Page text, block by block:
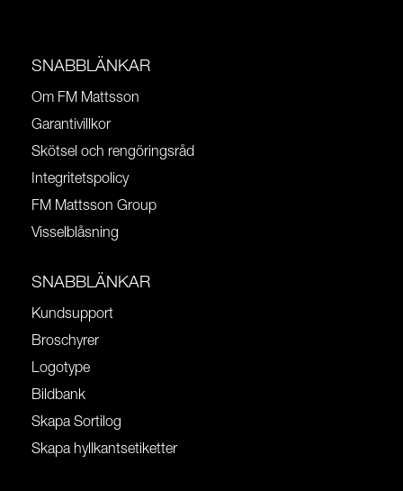
SNABBLÄNKAR
Om FM Mattsson
Garantivillkor
Skötsel och rengöringsråd
Integritetspolicy
FM Mattsson Group
Visselblåsning
SNABBLÄNKAR
Kundsupport
Broschyrer
Logotype
Bildbank
Skapa Sortilog
Skapa hyllkantsetiketter